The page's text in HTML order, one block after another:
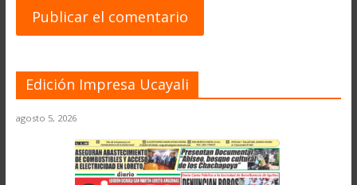
Edición Impresa Ucayali
agosto 5, 2026